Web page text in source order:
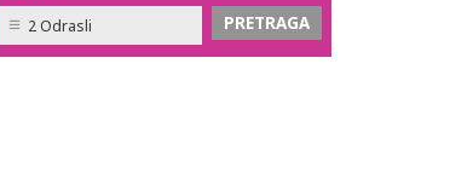
2 Odrasli